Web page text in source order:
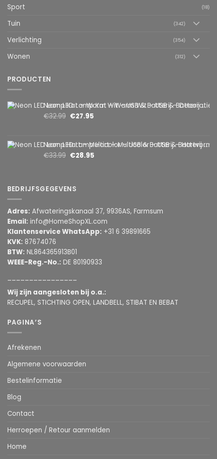
Sport (18)
Tuin (342)
Verlichting (354)
Wonen (312)
PRODUCTEN
Neon LED Lamp Kat – Warm Wit – USB & Batterij – Decoratieve Tafellamp voor Kinderkamer – 28,5 x 24,5 cm
€32.99 €27.95
Neon LED Lamp Hart – Multicolor – USB & Batterij – Hartvormige Sfeerlamp – Kinderkamer & Slaapkamer – 25,2 x 23 cm
€33.99 €28.95
BEDRIJFSGEGEVENS
Adres: Afwateringskanaal 37, 9936AS, Farmsum
Email: info@HomeShopXL.com
Klantenservice WhatsApp: +31 6 39891665
KVK: 87674076
BTW: NL864365913B01
WEEE-Reg.-No.: DE 80190933
Wij zijn aangesloten bij o.a.:
RECUPEL, STICHTING OPEN, LANDBELL, STIBAT EN BEBAT
PAGINA’S
Afrekenen
Algemene voorwaarden
Bestelinformatie
Blog
Contact
Herroepen / Retour aanmelden
Home